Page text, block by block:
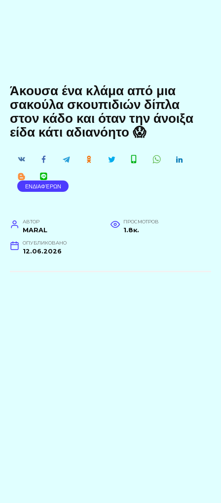
Άκουσα ένα κλάμα από μια
σακούλα σκουπιδιών δίπλα
στον κάδο και όταν την άνοιξα
είδα κάτι αδιανόητο 😱
ΕΝΔΙΑΦΈΡΩΝ
АВТОР
MARAL
ПРОСМОТРОВ
1.8к.
ОПУБЛИКОВАНО
12.06.2026